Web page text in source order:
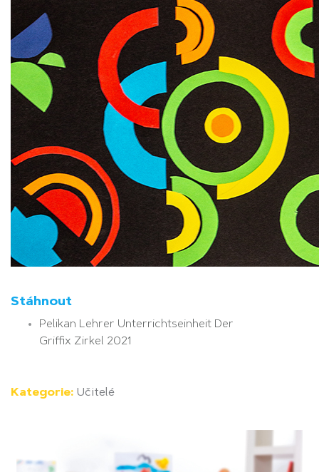
Stáhnout
Pelikan Lehrer Unterrichtseinheit Der
Griffix Zirkel 2021
Kategorie: Učitelé